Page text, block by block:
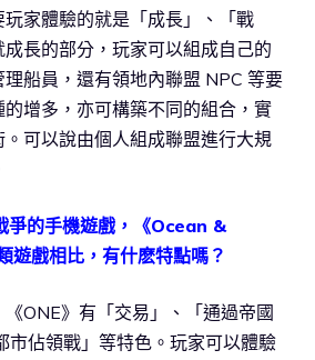
家體驗的就是「成長」、「戰
長的部分，玩家可以組成自己的
船員，還有領地內聯盟 NPC 等要
增多，亦可構築不同的組合，實
可以說由個人組成聯盟進行大規
爭的手機遊戲，《Ocean &
遊戲相比，有什麽特點嗎？
ONE》有「交易」、「通過帝國
市佔領戰」等特色。玩家可以體驗